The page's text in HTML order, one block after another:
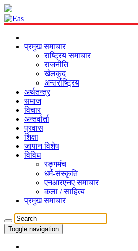
प्रमुख समाचार
राष्ट्रिय समाचार
राजनीति
खेलकुद
अन्तर्राष्ट्रिय
अर्थतन्त्र
समाज
विचार
अन्तर्वार्ता
प्रवास
शिक्षा
जापान विशेष
विविध
रङ्गमंच
धर्म-संस्कृति
एनआरएनए समाचार
कला / साहित्य
प्रमुख समाचार
Toggle navigation